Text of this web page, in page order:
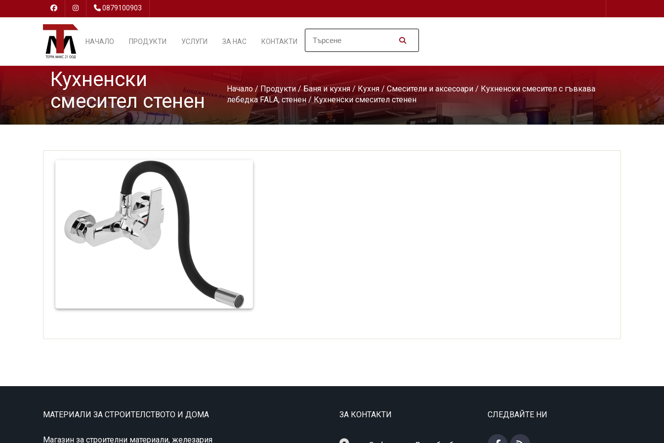
0879100903
НАЧАЛО ПРОДУКТИ УСЛУГИ ЗА НАС КОНТАКТИ
Кухненски
смесител стенен
Начало / Продукти/Баня и кухня / Кухня / Смесители и аксесоари / Кухненски смесител с гъвкава
лебедка FALA, стенен / Кухненски смесител стенен
МАТЕРИАЛИ ЗА СТРОИТЕЛСТВОТО И ДОМА
Магазин за строителни материали, железария
ЗА КОНТАКТИ СЛЕДВАЙТЕ НИ